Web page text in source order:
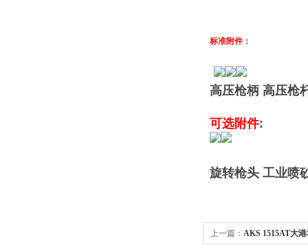
标准附件：
高压枪柄 高压枪
可选附件:
旋转枪头 工业喷
上一篇： AKS 1515AT大